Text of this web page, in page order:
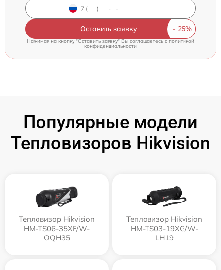
Оставить заявку
Нажимая на кнопку "Оставить заявку" Вы соглашаетесь cполитикой
конфиденциальности
Популярные модели
Тепловизоров Hikvision
Тепловизор Hikvision
HM-TS06-35XF/W-
OQH35
Тепловизор Hikvision
HM-TS03-19XG/W-
LH19